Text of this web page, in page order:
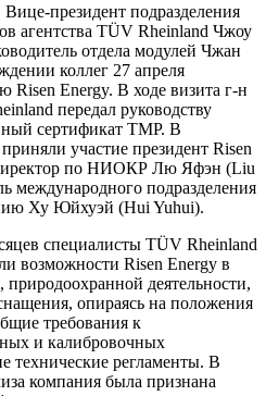
Вице-президент подразделения
агентства TÜV Rheinland Чжоу
отдела модулей Чжан
коллег 27 апреля
Risen Energy. В ходе визита г-н
передал руководству
сертификат ТМР. В
участие президент Risen
по НИОКР Лю Яфэн (Liu
международного подразделения
Ху Юйхуэй (Hui Yuhui).
специалисты TÜV Rheinland
возможности Risen Energy в
природоохранной деятельности,
опираясь на положения
требования к
и калибровочных
технические регламенты. В
компания была признана